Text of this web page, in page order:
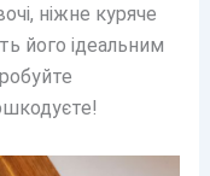
ніжне куряче
його ідеальним